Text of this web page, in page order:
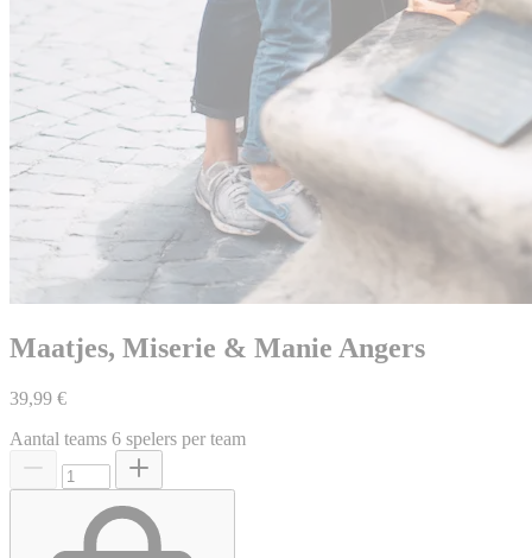
Maatjes, Miserie & Manie Angers
39,99 €
Aantal teams 6 spelers per team